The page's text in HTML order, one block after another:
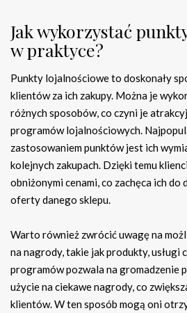
Jak wykorzystać
w praktyce?
Punkty lojalnościowe to doskonały
klientów za ich zakupy. Można je
różnych sposobów, co czyni je
programów lojalnościowych.
zastosowaniem punktów jest ich
kolejnych zakupach. Dzięki temu
obniżonymi cenami, co zachęca ich
oferty danego sklepu.
Warto również zwrócić uwagę na
na nagrody, takie jak produkty, usługi
programów pozwala na gromadzenie
użycie na ciekawe nagrody, co
klientów. W ten sposób mogą oni